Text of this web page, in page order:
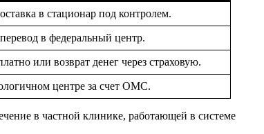
в стационар под контролем.
в федеральный центр.
или возврат денег через страховую.
центре за счет ОМС.
в частной клинике, работающей в системе